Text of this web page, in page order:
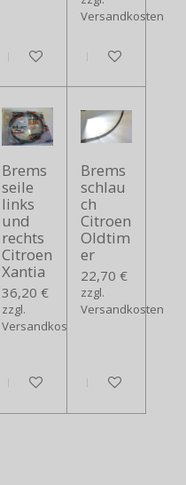
In den Warenkorb
Versandkosten
In den
Brems
seile
links
und
rechts
Citroen
Xantia
36,20 €
zzgl.
Versandkosten
In den Warenkorb
Brems
schlau
ch
Citroen
Oldtim
er
22,70 €
zzgl.
Versandkosten
In den